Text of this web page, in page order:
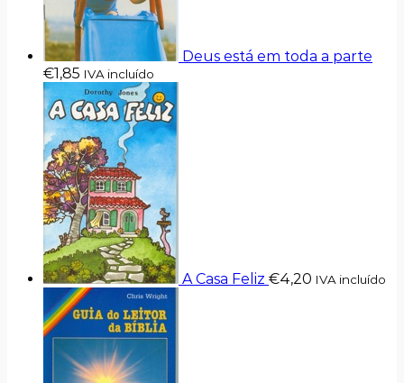
Deus está em toda a parte
€1,85 IVA incluído
A Casa Feliz €4,20 IVA incluído